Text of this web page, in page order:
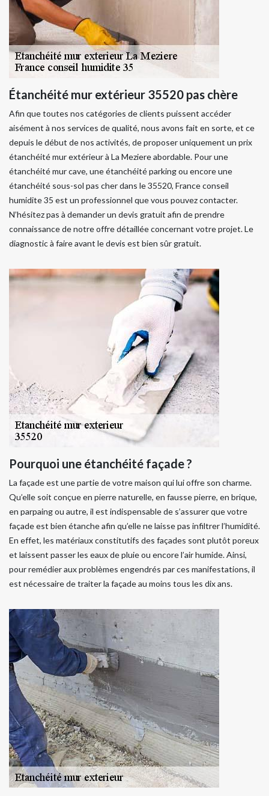
Étanchéité mur extérieur 35520 pas chère
Afin que toutes nos catégories de clients puissent accéder
aisément à nos services de qualité, nous avons fait en sorte, et ce
depuis le début de nos activités, de proposer uniquement un prix
étanchéité mur extérieur à La Meziere abordable. Pour une
étanchéité mur cave, une étanchéité parking ou encore une
étanchéité sous-sol pas cher dans le 35520, France conseil
humidite 35 est un professionnel que vous pouvez contacter.
N’hésitez pas à demander un devis gratuit afin de prendre
connaissance de notre offre détaillée concernant votre projet. Le
diagnostic à faire avant le devis est bien sûr gratuit.
Pourquoi une étanchéité façade ?
La façade est une partie de votre maison qui lui offre son charme.
Qu’elle soit conçue en pierre naturelle, en fausse pierre, en brique,
en parpaing ou autre, il est indispensable de s’assurer que votre
façade est bien étanche afin qu’elle ne laisse pas infiltrer l’humidité.
En effet, les matériaux constitutifs des façades sont plutôt poreux
et laissent passer les eaux de pluie ou encore l’air humide. Ainsi,
pour remédier aux problèmes engendrés par ces manifestations, il
est nécessaire de traiter la façade au moins tous les dix ans.